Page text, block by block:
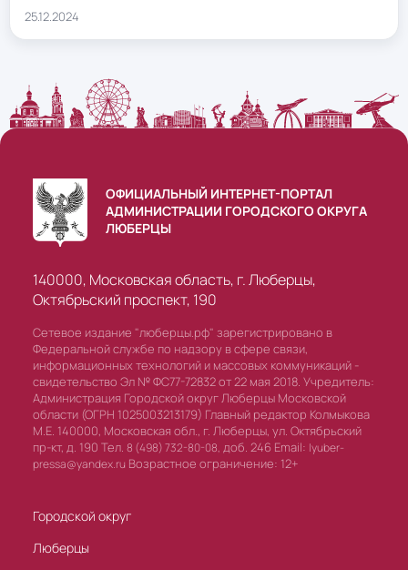
25.12.2024
ОФИЦИАЛЬНЫЙ ИНТЕРНЕТ-ПОРТАЛ
АДМИНИСТРАЦИИ ГОРОДСКОГО ОКРУГА
ЛЮБЕРЦЫ
140000, Московская область, г. Люберцы,
Октябрьский проспект, 190
Сетевое издание "люберцы.рф" зарегистрировано в
Федеральной службе по надзору в сфере связи,
информационных технологий и массовых коммуникаций -
свидетельство Эл № ФС77-72832 от 22 мая 2018. Учредитель:
Администрация Городской округ Люберцы Московской
области (ОГРН 1025003213179) Главный редактор Колмыкова
М.Е. 140000, Московская обл., г. Люберцы, ул. Октябрьский
пр-кт, д. 190 Тел. 8 (498) 732-80-08, доб. 246 Email: lyuber-
pressa@yandex.ru Возрастное ограничение: 12+
Городской округ
Люберцы